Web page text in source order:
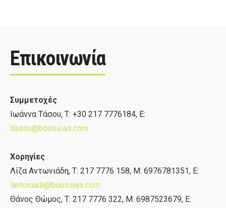
Επικοινωνία
Συμμετοχές
Ιωάννα Τάσου, Τ: +30 217 7776184, E:
itasou@boussias.com
Χορηγίες
Λίζα Αντωνιάδη, T: 217 7776 158, M: 6976781351, E:
lantoniadi@boussias.com
Θάνος Θώμος, Τ: 217 7776 322, Μ: 6987523679, E: